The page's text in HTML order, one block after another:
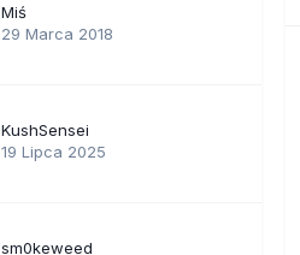
Miś
29 Marca 2018
KushSensei
19 Lipca 2025
sm0keweed